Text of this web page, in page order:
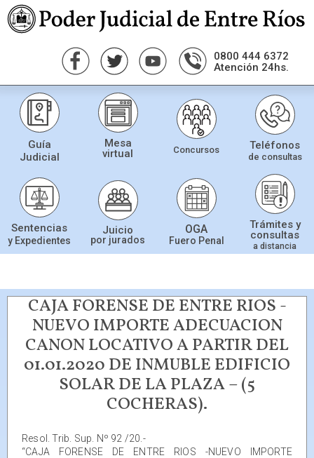
0800 444 6372
Atención 24hs.
Guía
Judicial
Mesa
virtual
Concursos Teléfonos
de consultas
Sentencias
y Expedientes
Juicio
por jurados
OGA
Fuero Penal
Trámites y
consultas
a distancia
CAJA FORENSE DE ENTRE RIOS -
NUEVO IMPORTE ADECUACION
CANON LOCATIVO A PARTIR DEL
01.01.2020 DE INMUBLE EDIFICIO
SOLAR DE LA PLAZA – (5
COCHERAS).
Resol. Trib. Sup. Nº 92 /20.-
“CAJA FORENSE DE ENTRE RIOS -NUEVO IMPORTE